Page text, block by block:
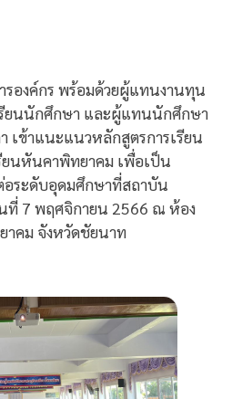
รองค์กร พร้อมด้วยผู้แทนงานทุน
ยนนักศึกษา และผู้แทนนักศึกษา
เข้าแนะแนวหลักสูตรการเรียน
ยนหันคาพิทยาคม เพื่อเป็น
อระดับอุดมศึกษาที่สถาบัน
ที่ 7 พฤศจิกายน 2566 ณ ห้อง
าคม จังหวัดชัยนาท